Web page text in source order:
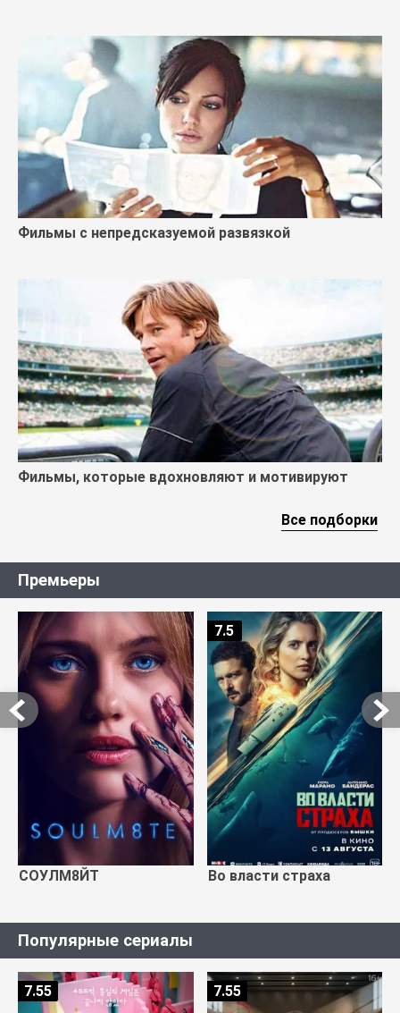
Фильмы с непредсказуемой развязкой
Фильмы, которые вдохновляют и мотивируют
Все подборки
Премьеры
СОУЛМ8ЙТ Во власти страха
7.5
Популярные сериалы
7.55 7.55